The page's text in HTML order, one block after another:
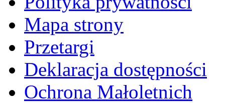
Mapa strony
Przetargi
Deklaracja dostępności
Ochrona Małoletnich